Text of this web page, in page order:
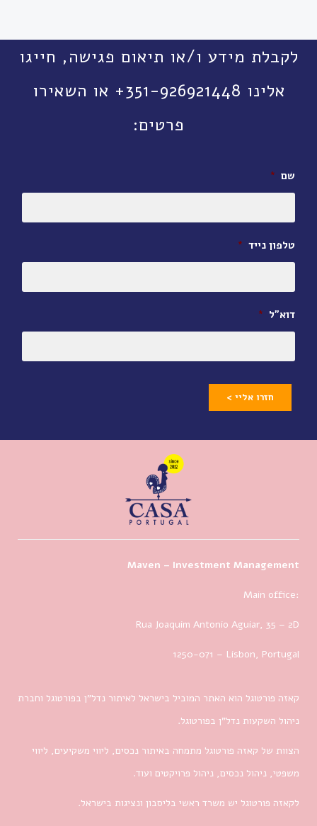
לקבלת מידע ו/או תיאום פגישה, חייגו
אלינו 351-926921448+ או השאירו
פרטים:
שם *
טלפון נייד *
דוא״ל *
חזרו אליי >
Maven – Investment Management
Main office:
Rua Joaquim Antonio Aguiar, 35 – 2D
1250-071 – Lisbon, Portugal
קאזה פורטוגל הוא האתר המוביל בישראל לאיתור נדל”ן בפורטוגל וחברת
ניהול השקעות נדל”ן בפורטוגל.
הצוות של קאזה פורטוגל מתמחה באיתור נכסים, ליווי משקיעים, ליווי
משפטי, ניהול נכסים, ניהול פרויקטים ועוד.
לקאזה פורטוגל יש משרד ראשי בליסבון ונציגות בישראל.